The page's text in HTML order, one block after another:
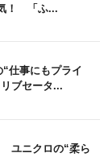
！ 「ふ...
仕事にもプライ
ブセータ...
ユニクロの“柔ら